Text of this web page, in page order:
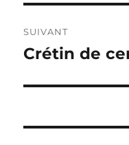
SUIVANT
Publication
Crétin de